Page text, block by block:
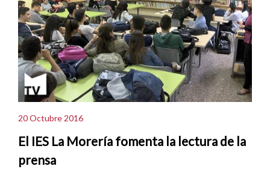
20 Octubre 2016
El IES La Morería fomenta la lectura de la
prensa